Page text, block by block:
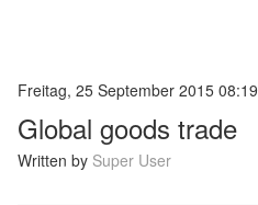
Freitag, 25 September 2015 08:19
Global goods trade
Written by Super User